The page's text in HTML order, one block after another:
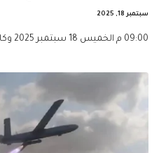
سبتمبر 18, 2025
09:00 م الخميس 18 سبتمبر 2025 وكالات أعلن جيش الاحتلال…